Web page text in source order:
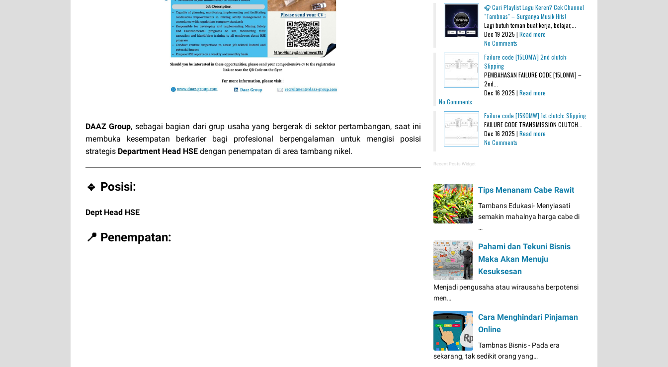
DAAZ Group, sebagai bagian dari grup usaha yang bergerak di sektor pertambangan, saat ini
membuka kesempatan berkarier bagi profesional berpengalaman untuk mengisi posisi
strategis Department Head HSE dengan penempatan di area tambang nikel.
🔹 Posisi:
Dept Head HSE
📍 Penempatan:
🎧 Cari Playlist Lagu Keren? Cek Channel
"Tambnas" – Surganya Musik Hits!
Lagi butuh teman buat kerja, belajar,...
Dec 19 2025 | Read more
No Comments
Failure code [15L0MW] 2nd clutch:
Slipping
PEMBAHASAN FAILURE CODE [15L0MW] –
2nd...
Dec 16 2025 | Read more
No Comments
Failure code [15K0MW] 1st clutch: Slipping
FAILURE CODE TRANSMISSION CLUTCH...
Dec 16 2025 | Read more
No Comments
Recent Posts Widget
Tips Menanam Cabe Rawit
Tambans Edukasi- Menyiasati
semakin mahalnya harga cabe di
…
Pahami dan Tekuni Bisnis
Maka Akan Menuju
Kesuksesan
Menjadi pengusaha atau wirausaha berpotensi
men…
Cara Menghindari Pinjaman
Online
Tambnas Bisnis - Pada era
sekarang, tak sedikit orang yang…